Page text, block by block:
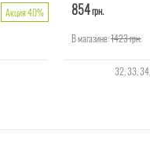
Акция 40%
854грн.
В магазине:1423грн.
32 33 34